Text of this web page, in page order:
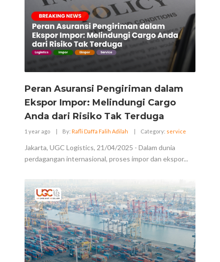
Peran Asuransi Pengiriman dalam
Ekspor Impor: Melindungi Cargo
Anda dari Risiko Tak Terduga
1 year ago | By: Rafli Daffa Falih Adilah | Category: service
Jakarta, UGC Logistics, 21/04/2025 - Dalam dunia
perdagangan internasional, proses impor dan ekspor...